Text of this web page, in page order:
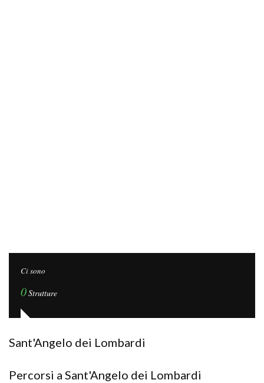
Ci sono
0Strutture
Sant'Angelo dei Lombardi
Percorsi a Sant'Angelo dei Lombardi